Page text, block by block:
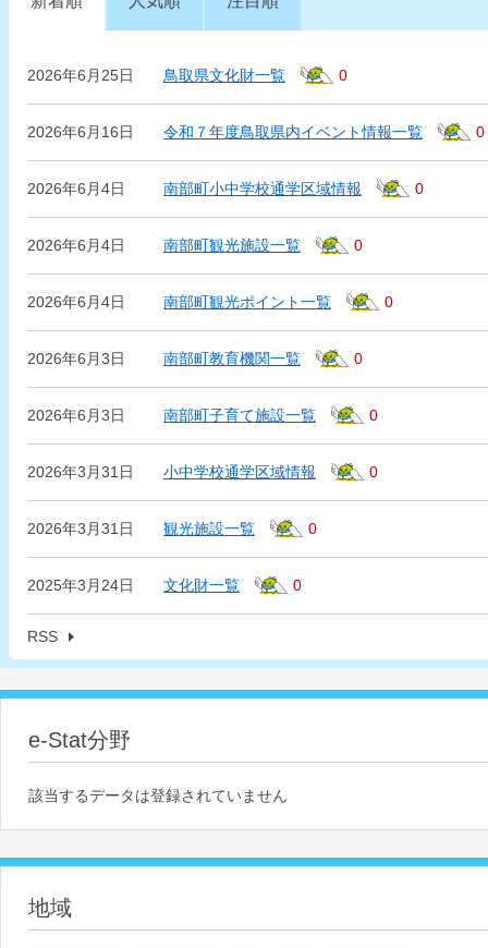
2026年6月25日 鳥取県文化財一覧 0
2026年6月16日 令和７年度鳥取県内イベント情報一覧 0
2026年6月4日 南部町小中学校通学区域情報 0
2026年6月4日 南部町観光施設一覧 0
2026年6月4日 南部町観光ポイント一覧 0
2026年6月3日 南部町教育機関一覧 0
2026年6月3日 南部町子育て施設一覧 0
2026年3月31日 小中学校通学区域情報 0
2026年3月31日 観光施設一覧 0
2025年3月24日 文化財一覧 0
RSS
e-Stat分野
該当するデータは登録されていません
地域